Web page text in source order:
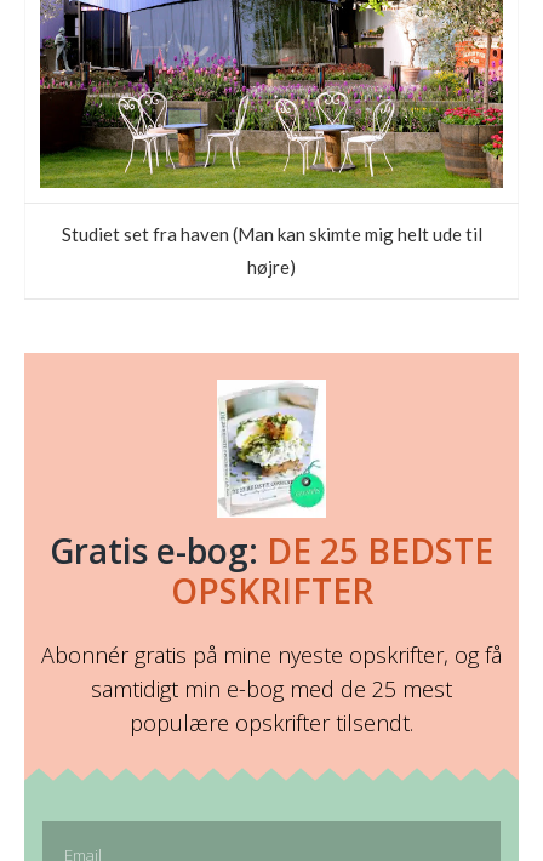
Studiet set fra haven (Man kan skimte mig helt ude til
højre)
Gratis e-bog: DE 25 BEDSTE
OPSKRIFTER
Abonnér gratis på mine nyeste opskrifter, og få
samtidigt min e-bog med de 25 mest
populære opskrifter tilsendt.